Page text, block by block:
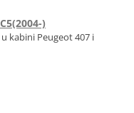
)
kabini Peugeot 407 i